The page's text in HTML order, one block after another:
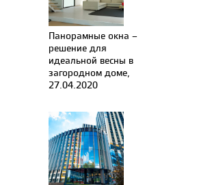
Панорамные окна –
решение для
идеальной весны в
загородном доме,
27.04.2020